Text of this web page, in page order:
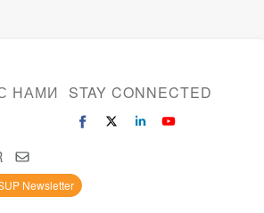
НАМИ STAY CONNECTED
Newsletter